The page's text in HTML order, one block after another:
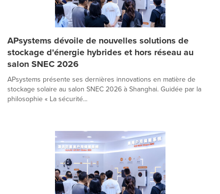
APsystems dévoile de nouvelles solutions de
stockage d'énergie hybrides et hors réseau au
salon SNEC 2026
APsystems présente ses dernières innovations en matière de
stockage solaire au salon SNEC 2026 à Shanghai. Guidée par la
philosophie « La sécurité...